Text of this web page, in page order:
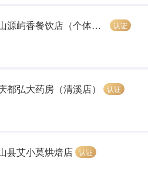
秀山源屿香餐饮店（个体工商户） 认证
都弘大药房（清溪店） 认证
县艾小莫烘焙店 认证